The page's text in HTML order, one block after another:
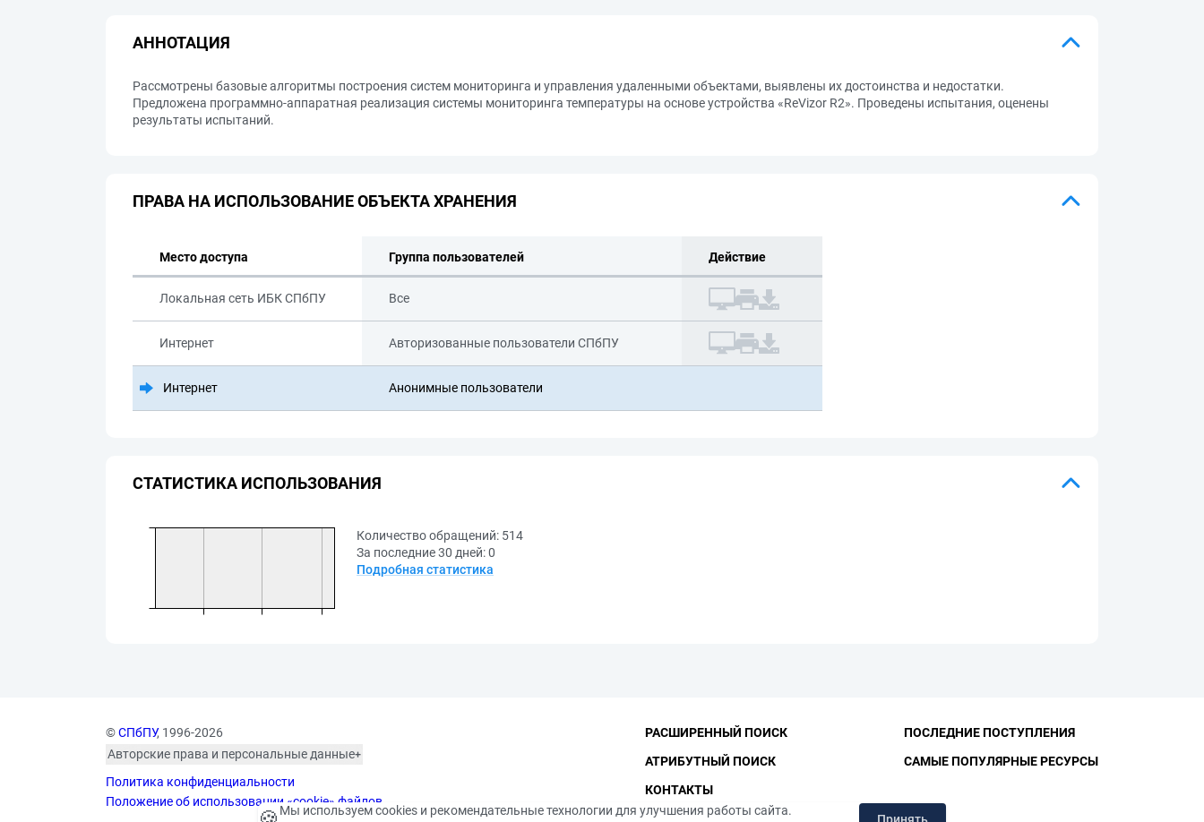
АННОТАЦИЯ
Рассмотрены базовые алгоритмы построения систем мониторинга и управления удаленными объектами, выявлены их достоинства и недостатки.
Предложена программно-аппаратная реализация системы мониторинга температуры на основе устройства «ReVizor R2». Проведены испытания, оценены
результаты испытаний.
ПРАВА НА ИСПОЛЬЗОВАНИЕ ОБЪЕКТА ХРАНЕНИЯ
Место доступа Группа пользователей Действие
Локальная сеть ИБК СПбПУ Все
Интернет Авторизованные пользователи СПбПУ
Интернет Анонимные пользователи
СТАТИСТИКА ИСПОЛЬЗОВАНИЯ
Количество обращений: 514
За последние 30 дней:0
Подробная статистика
©СПбПУ, 1996-2026
Авторские права и персональные данные
изображённых лиц в соответствии
с требованиями законодательства
о персональных данных. Согласно
Политика конфиденциальности
Положение об использовании «cookie» файлов
РАСШИРЕННЫЙ ПОИСК
АТРИБУТНЫЙ ПОИСК
КОНТАКТЫ
ФУНДАМЕНТАЛЬНАЯ БИБЛИОТЕКА
ПОСЛЕДНИЕ ПОСТУПЛЕНИЯ
САМЫЕ ПОПУЛЯРНЫЕ РЕСУРСЫ
Мы используем cookies и рекомендательные технологии для улучшения работы сайта.
Принять